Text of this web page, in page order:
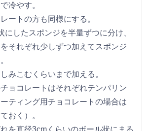
冷やす。
ートの方も同様にする。
にしたスポンジを半量ずつに分け、
それぞれ少しずつ加えてスポンジ
みこむくらいまで加える。
ョコレートはそれぞれテンパリン
ティング用チョコレートの場合は
おく）。
を直径3cmくらいのボール状にまる